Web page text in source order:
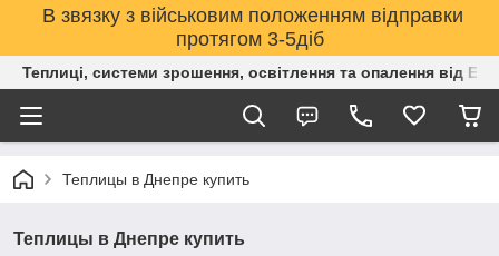
В звязку з військовим положенням відправки
протягом 3-5діб
Теплиці, системи зрошення, освітлення та опалення від
Теплицы в Днепре купить
Теплицы в Днепре купить